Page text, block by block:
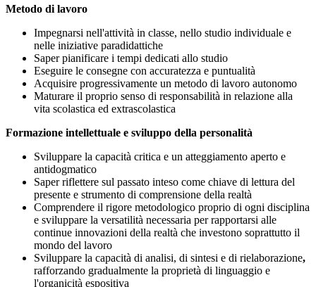
Metodo di lavoro
Impegnarsi nell'attività in classe, nello studio individuale e
nelle iniziative paradidattiche
Saper pianificare i tempi dedicati allo studio
Eseguire le consegne con accuratezza e puntualità
Acquisire progressivamente un metodo di lavoro autonomo
Maturare il proprio senso di responsabilità in relazione alla
vita scolastica ed extrascolastica
Formazione intellettuale e sviluppo della personalità
Sviluppare la capacità critica e un atteggiamento aperto e
antidogmatico
Saper riflettere sul passato inteso come chiave di lettura del
presente e strumento di comprensione della realtà
Comprendere il rigore metodologico proprio di ogni disciplina
e sviluppare la versatilità necessaria per rapportarsi alle
continue innovazioni della realtà che investono soprattutto il
mondo del lavoro
Sviluppare la capacità di analisi, di sintesi e di rielaborazione,
rafforzando gradualmente la proprietà di linguaggio e
l'organicità espositiva